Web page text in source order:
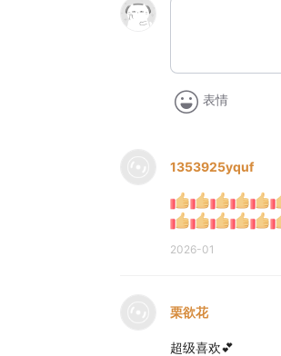
表情
1353925yquf
2026-01
栗欲花
超级喜欢💕